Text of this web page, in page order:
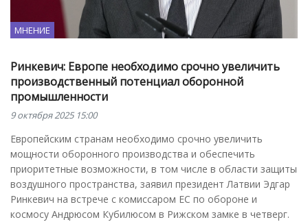
МНЕНИЕ
Ринкевич: Европе необходимо срочно увеличить
производственный потенциал оборонной
промышленности
9 октября 2025 15:00
Европейским странам необходимо срочно увеличить
мощности оборонного производства и обеспечить
приоритетные возможности, в том числе в области защиты
воздушного пространства, заявил президент Латвии Эдгар
Ринкевич на встрече с комиссаром ЕС по обороне и
космосу Андрюсом Кубилюсом в Рижском замке в четверг.